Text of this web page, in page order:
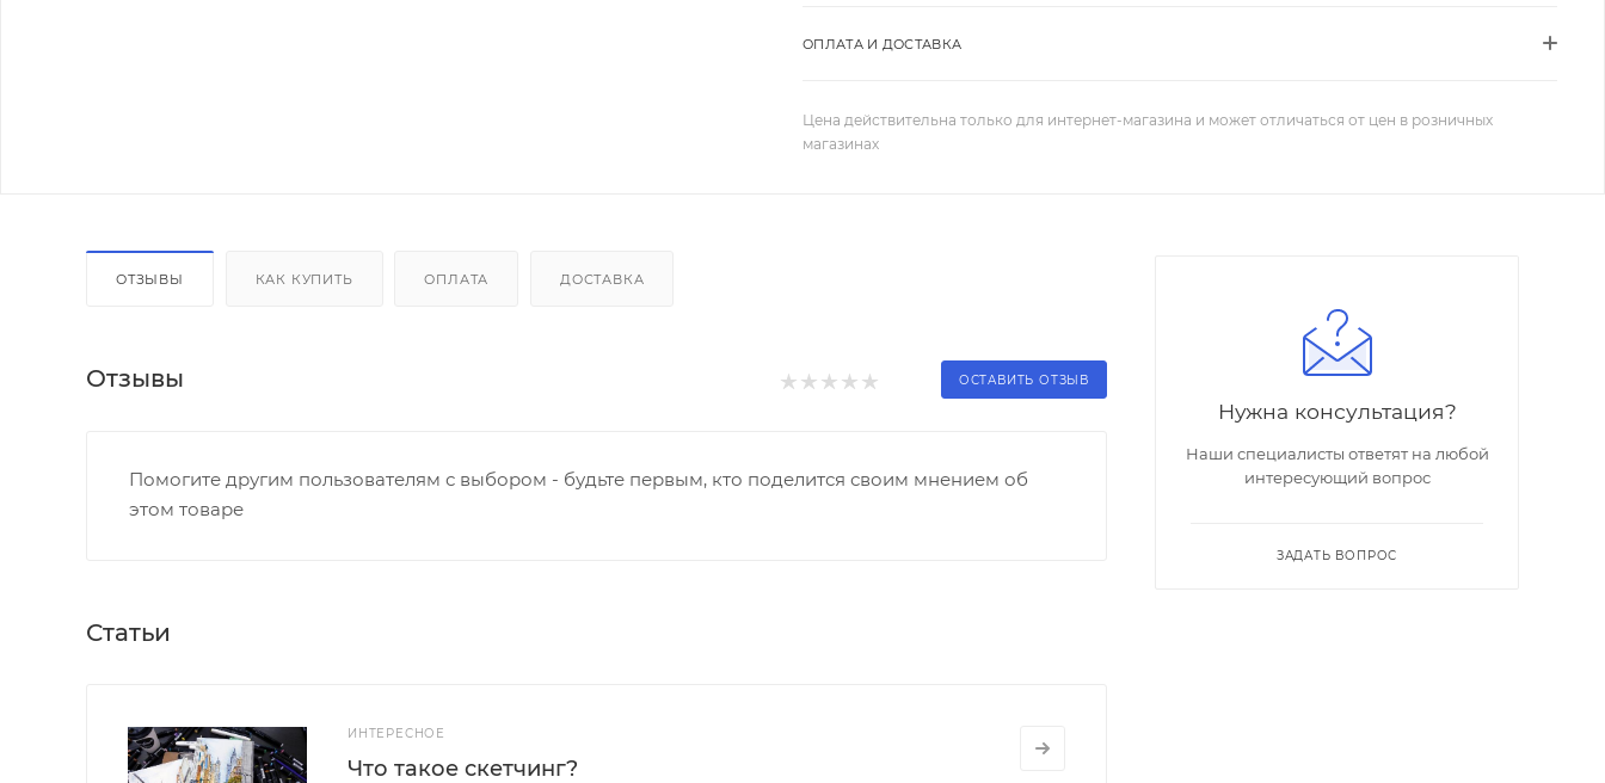
ОПЛАТА И ДОСТАВКА
Цена действительна только для интернет-магазина и может отличаться от цен в розничных
магазинах
ОТЗЫВЫ КАК КУПИТЬ ОПЛАТА ДОСТАВКА
Отзывы ОСТАВИТЬ ОТЗЫВ
Помогите другим пользователям с выбором - будьте первым, кто поделится своим мнением об
этом товаре
Статьи
ИНТЕРЕСНОЕ
Что такое скетчинг?
Нужна консультация?
Наши специалисты ответят на любой
интересующий вопрос
ЗАДАТЬ ВОПРОС